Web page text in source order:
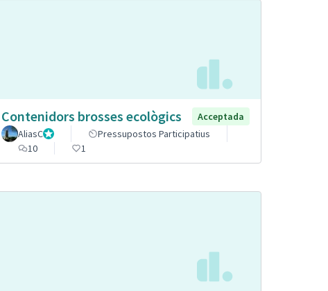
Contenidors brosses ecològics
Acceptada
AliasCGestor
Pressupostos Participatius
10
1